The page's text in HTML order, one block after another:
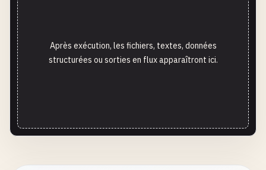
Après exécution, les fichiers, textes, données
structurées ou sorties en flux apparaîtront ici.